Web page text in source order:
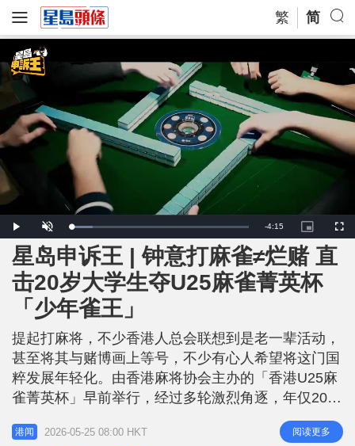
繁 简
P
l
a
y
U
n
m
u
t
e
L
o
a
d
e
d
:
2
.
2
0
R
e
m
n
n
-4:15
P
i
c
t
r
e
-
i
c
t
r
e
F
u
星岛申诉王 | 钟意打麻雀≠烂赌 直
击20岁大学生夺U25麻雀菁英杯
「少年雀王」
提起打麻将，不少香港人总会联想到是老一辈活动，
甚至将其与赌博画上等号，不少有心人希望将这门国
粹发展年轻化。由香港麻将协会主办的「香港U25麻
雀菁英杯」早前举行，经过多轮激烈角逐，年仅20岁
出头的参赛者阿辉，从64位选手中脱颖而出，夺得
「少年雀王」殊荣。赛事不仅展现了年轻一代对麻将
港闻 2026-05-25 08:00 HKT 阅读更多